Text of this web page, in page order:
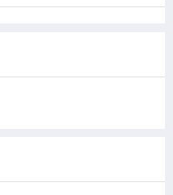
DPD RI, Filep
Selatan, Fokus pada